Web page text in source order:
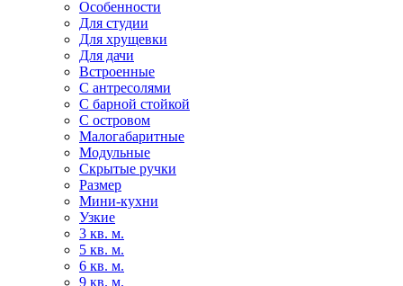
Особенности
Для студии
Для хрущевки
Для дачи
Встроенные
С антресолями
С барной стойкой
С островом
Малогабаритные
Модульные
Скрытые ручки
Размер
Мини-кухни
Узкие
3 кв. м.
5 кв. м.
6 кв. м.
9 кв. м.